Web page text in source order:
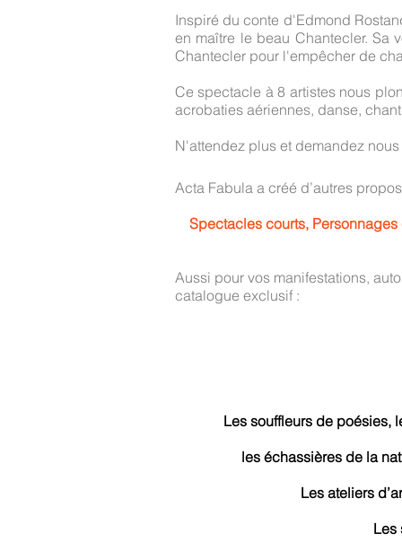
Inspiré du conte d'Edmond
en maître le beau Chantecler. Sa
Chantecler pour l'empêcher de
Ce spectacle à 8 artistes nous
acrobaties aériennes, danse,
N'attendez plus et demandez
Acta Fabula a créé d’autres
Spectacles courts,
Aussi pour vos manifestations,
catalogue exclusif :
Les souffleurs de poésies,
les échassières de la
Les ateliers
Les